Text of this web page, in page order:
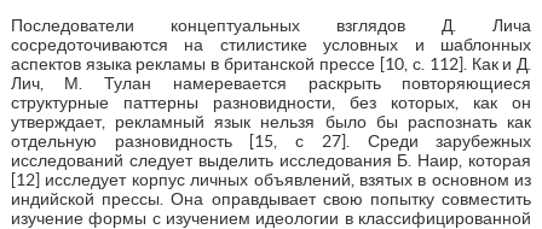
Последователи концептуальных взглядов Д. Лича
сосредоточиваются на стилистике условных и шаблонных
аспектов языка рекламы в британской прессе [10, с. 112]. Как и Д.
Лич, М. Тулан намеревается раскрыть повторяющиеся
структурные паттерны разновидности, без которых, как он
утверждает, рекламный язык нельзя было бы распознать как
отдельную разновидность [15, с 27]. Среди зарубежных
исследований следует выделить исследования Б. Наир, которая
[12] исследует корпус личных объявлений, взятых в основном из
индийской прессы. Она оправдывает свою попытку совместить
изучение формы с изучением идеологии в классифицированной